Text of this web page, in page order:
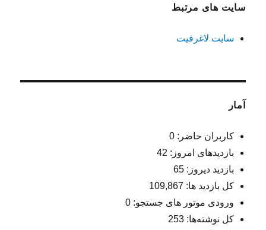
سایت های مرتبط
سایت لاغرفیت
آمار
کاربران حاضر:0
بازدیدهای امروز: 42
بازدید دیروز:65
کل بازدید ها: 109,867
ورودی‌ موتور های جستجو:0
کل نوشته‌ها:253